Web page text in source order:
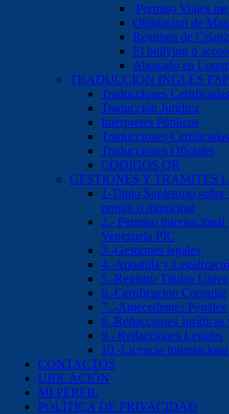
Permiso Viajes
Obligacion de
Regimen de
El bullying o
Abogado en
TRADUCCION INGLES
Traducciones Certificadas
Traducción Jurídica
Intérpretes Públicos
Traducciones Certificadas
Traducciones Oficiales
CODIGOS QR
GESTIONES Y TRAMITES
1-Titulo Supletorio sobre
propio o municipal
2.- Permiso
Venezuela PIC
3.-Gestiones legales
4.-Apostilla y
5.-Registro Títulos
6.-Certificacion Consular
7..-Antecedentes Penales
8.-Redacciones Jurídicas
9.- Redacciones Legales
10.-Licencia
CONTACTOS
UBICACIÓN
MI PERFIL
POLÍTICA DE PRIVACIDAD